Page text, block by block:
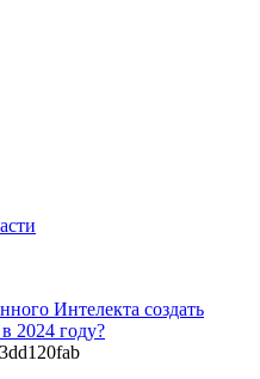
Интелекта создать
2024 году?